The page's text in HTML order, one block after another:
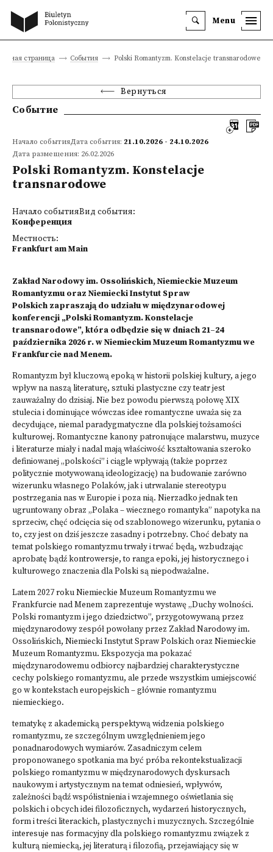
Menu
страница События Polski Romantyzm. Konstelacje transnarodowe
Вернуться
Событие
Начало событияДата события: 21.10.2026 - 24.10.2026
Дата размещения: 26.02.2026
Polski Romantyzm. Konstelacje
transnarodowe
Начало событияВид события:
Конференция
Местность:
Frankfurt am Main
Zakład Narodowy im. Ossolińskich, Niemieckie Muzeum
Romantyzmu oraz Niemiecki Instytut Spraw
Polskich zapraszają do udziału w międzynarodowej
konferencji „Polski Romantyzm. Konstelacje
transnarodowe”, która odbędzie się w dniach 21–24
października 2026 r. w Niemieckim Muzeum Romantyzmu we
Frankfurcie nad Menem.
Romantyzm był kluczową epoką w historii polskiej kultury, a jego
wpływ na naszą literaturę, sztuki plastyczne czy teatr jest
zauważalny do dzisiaj. Nie bez powodu pierwszą połowę XIX
stulecia i dominujące wówczas idee romantyczne uważa się za
decydujące, niemal paradygmatyczne dla polskiej tożsamości
kulturowej. Romantyczne kanony patronujące malarstwu, muzyce
i literaturze miały i nadal mają właściwość kształtowania szeroko
definiowanej „polskości” i ciągle wpływają (także poprzez
politycznie motywowaną ideologizację) na budowanie zarówno
wizerunku własnego Polaków, jak i utrwalanie stereotypu
postrzegania nas w Europie i poza nią. Nierzadko jednak ten
ugruntowany obraz „Polaka – wiecznego romantyka” napotyka na
sprzeciw, chęć odcięcia się od szablonowego wizerunku, pytania o
to, czy jest on dziś jeszcze zasadny i potrzebny. Choć debaty na
temat polskiego romantyzmu trwały i trwać będą, wzbudzając
aprobatę bądź kontrowersje, to ranga epoki, jej historycznego i
kulturowego znaczenia dla Polski są niepodważalne.
Latem 2027 roku Niemieckie Muzeum Romantyzmu we
Frankfurcie nad Menem zaprezentuje wystawę „Duchy wolności.
Polski romantyzm i jego dziedzictwo”, przygotowywaną przez
międzynarodowy zespół powołany przez Zakład Narodowy im.
Ossolińskich, Niemiecki Instytut Spraw Polskich oraz Niemieckie
Muzeum Romantyzmu. Ekspozycja ma pokazać
międzynarodowemu odbiorcy najbardziej charakterystyczne
cechy polskiego romantyzmu, ale przede wszystkim umiejscowić
go w kontekstach europejskich – głównie romantyzmu
niemieckiego.
tematykę z akademicką perspektywą widzenia polskiego
romantyzmu, ze szczególnym uwzględnieniem jego
ponadnarodowych wymiarów. Zasadniczym celem
proponowanego spotkania ma być próba rekontekstualizacji
polskiego romantyzmu w międzynarodowych dyskursach
naukowym i artystycznym na temat odniesień, wpływów,
zależności bądź współistnienia i wzajemnego oświetlania się
polskich i obcych idei filozoficznych, wydarzeń historycznych,
form i treści literackich, plastycznych i muzycznych. Szczególnie
interesuje nas formacyjny dla polskiego romantyzmu związek z
kulturą niemiecką, jej literaturą i filozofią, przejawiający się w